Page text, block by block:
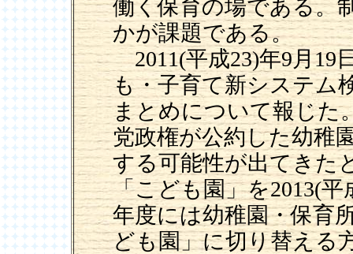
働く保育の場である。
かが課題である。
2011(平成23)年9月19
も・子育て新システム
まとめについて報じた
党政権が公約した幼稚
する可能性が出てきた
「こども園」を2013(平
年度には幼稚園・保育
ども園」に切り替える